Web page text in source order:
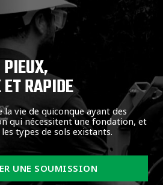
RAPIDE
vie de quiconque ayant des
qui nécessitent une fondation, et
types de sols existants.
UNE SOUMISSION